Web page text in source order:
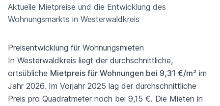
Aktuelle Mietpreise und die Entwicklung des
Wohnungsmarkts in Westerwaldkreis
Preisentwicklung für Wohnungsmieten
In Westerwaldkreis liegt der durchschnittliche,
ortsübliche Mietpreis für Wohnungen bei 9,31 €/m² im
Jahr 2026. Im Vorjahr 2025 lag der durchschnittliche
Preis pro Quadratmeter noch bei 9,15 €. Die Mieten in